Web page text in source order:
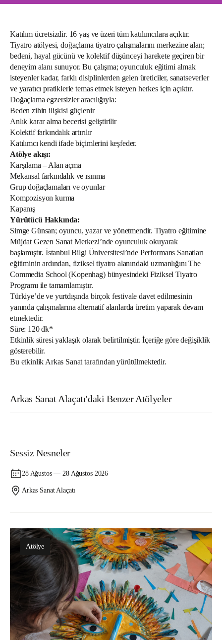
Katılım ücretsizdir. 16 yaş ve üzeri tüm katılımcılara açıktır.
Tiyatro atölyesi, doğaçlama tiyatro çalışmalarını merkezine alan;
bedeni, hayal gücünü ve kolektif düşünceyi harekete geçiren bir
deneyim alanı sunuyor. Bu çalışma; oyunculuk eğitimi almak
isteyenler kadar, farklı disiplinlerden gelen üreticiler, sanatseverler
ve yaratıcı pratiklerle temas etmek isteyen herkes için açıktır.
Doğaçlama egzersizler aracılığıyla:
Beden zihin ilişkisi güçlenir
Anlık karar alma becerisi geliştirilir
Kolektif farkındalık artırılır
Katılımcı kendi ifade biçimlerini keşfeder.
Atölye akışı:
Karşılama – Alan açma
Mekansal farkındalık ve ısınma
Grup doğaçlamaları ve oyunlar
Kompozisyon kurma
Kapanış
Yürütücü Hakkında:
Simge Günsan; oyuncu, yazar ve yönetmendir. Tiyatro eğitimine
Müjdat Gezen Sanat Merkezi’nde oyunculuk okuyarak
başlamıştır. İstanbul Bilgi Üniversitesi’nde Performans Sanatları
eğitiminin ardından, fiziksel tiyatro alanındaki uzmanlığını The
Commedia School (Kopenhag) bünyesindeki Fiziksel Tiyatro
Programı ile tamamlamıştır.
Türkiye’de ve yurtdışında birçok festivale davet edilmesinin
yanında çalışmalarına alternatif alanlarda üretim yaparak devam
etmektedir.
Süre: 120 dk*
Etkinlik süresi yaklaşık olarak belirtilmiştir. İçeriğe göre değişiklik
gösterebilir.
Bu etkinlik Arkas Sanat tarafından yürütülmektedir.
Arkas Sanat Alaçatı'daki Benzer Atölyeler
Sessiz Nesneler
28 Ağustos — 28 Ağustos 2026
Arkas Sanat Alaçatı
Atölye